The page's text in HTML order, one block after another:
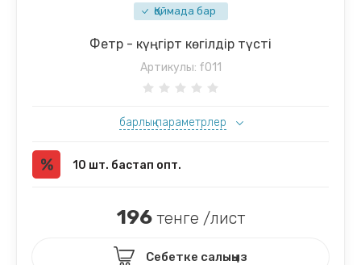
Қоймада бар
Фетр - күңгірт көгілдір түсті
Артикулы: f011
барлық параметрлер
10 шт. бастап опт.
196тенге /лист
Себетке салыңыз